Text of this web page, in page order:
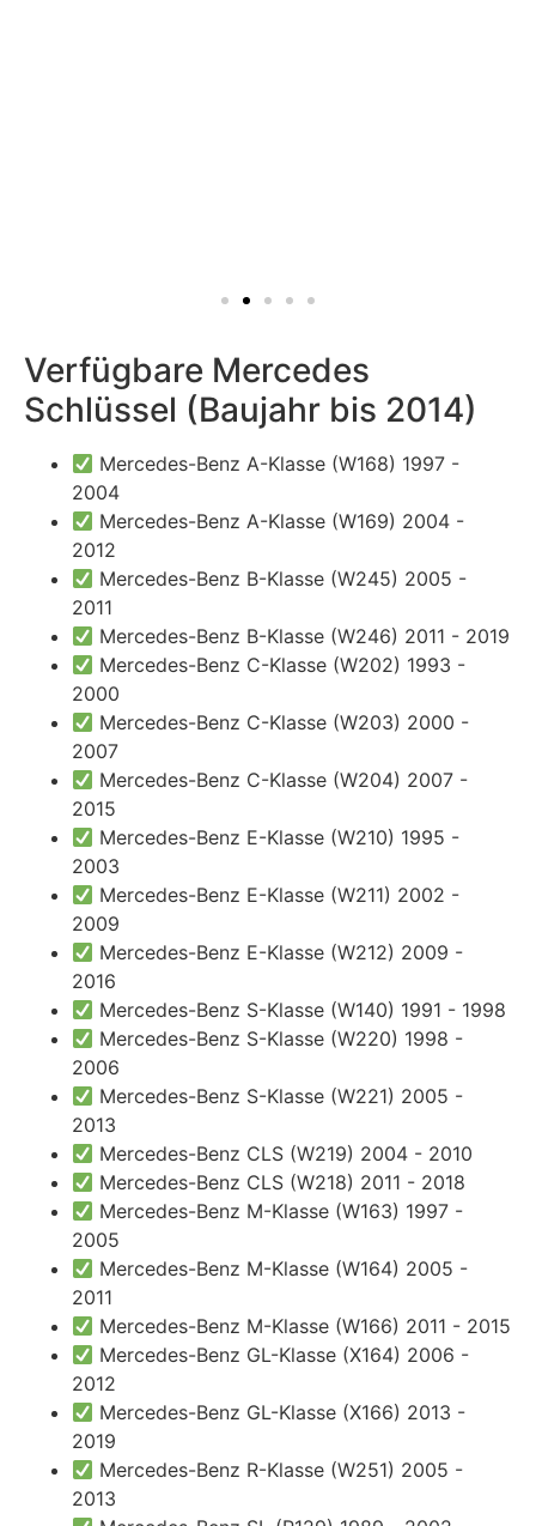
Verfügbare Mercedes
Schlüssel (Baujahr bis 2014)
Mercedes-Benz A-Klasse (W168) 1997 -
2004
Mercedes-Benz A-Klasse (W169) 2004 -
2012
Mercedes-Benz B-Klasse (W245) 2005 -
2011
Mercedes-Benz B-Klasse (W246) 2011 - 2019
Mercedes-Benz C-Klasse (W202) 1993 -
2000
Mercedes-Benz C-Klasse (W203) 2000 -
2007
Mercedes-Benz C-Klasse (W204) 2007 -
2015
Mercedes-Benz E-Klasse (W210) 1995 -
2003
Mercedes-Benz E-Klasse (W211) 2002 -
2009
Mercedes-Benz E-Klasse (W212) 2009 -
2016
Mercedes-Benz S-Klasse (W140) 1991 - 1998
Mercedes-Benz S-Klasse (W220) 1998 -
2006
Mercedes-Benz S-Klasse (W221) 2005 -
2013
Mercedes-Benz CLS (W219) 2004 - 2010
Mercedes-Benz CLS (W218) 2011 - 2018
Mercedes-Benz M-Klasse (W163) 1997 -
2005
Mercedes-Benz M-Klasse (W164) 2005 -
2011
Mercedes-Benz M-Klasse (W166) 2011 - 2015
Mercedes-Benz GL-Klasse (X164) 2006 -
2012
Mercedes-Benz GL-Klasse (X166) 2013 -
2019
Mercedes-Benz R-Klasse (W251) 2005 -
2013